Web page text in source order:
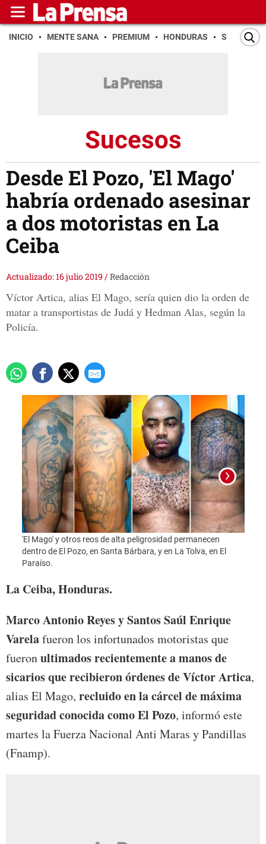
INICIO MENTE SANA PREMIUM HONDURAS SAN PEDRO
Sucesos
Desde El Pozo, 'El Mago'
habría ordenado asesinar
a dos motoristas en La
Ceiba
Actualizado: 16 julio 2019 /Redacción
Víctor Artica, alias El Mago, sería quien dio la orden de
matar a transportistas de Judá y Hedman Alas, según la
Policía.
'El Mago' y otros reos de alta peligrosidad permanecen
dentro de El Pozo, en Santa Bárbara, y en La Tolva, en El
Paraíso.
La Ceiba, Honduras.
Marco Antonio Reyes y Santos Saúl Enrique
Varelafueron los infortunados motoristas que
fueronultimados recientemente a manos de
sicarios que recibieron órdenes de Víctor Artica,
alias El Mago, recluido en la cárcel de máxima
seguridad conocida como El Pozo, informó este
martes la Fuerza Nacional Anti Maras y Pandillas
(Fnamp).